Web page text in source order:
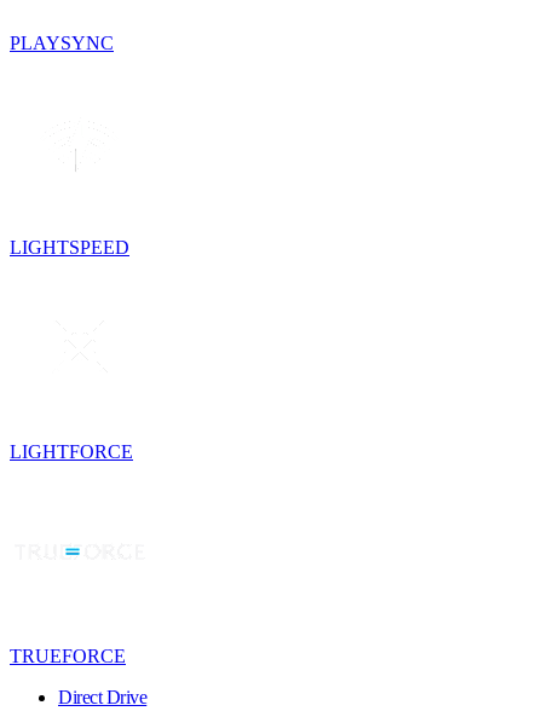
PLAYSYNC
LIGHTSPEED
LIGHTFORCE
TRUEFORCE
Direct Drive